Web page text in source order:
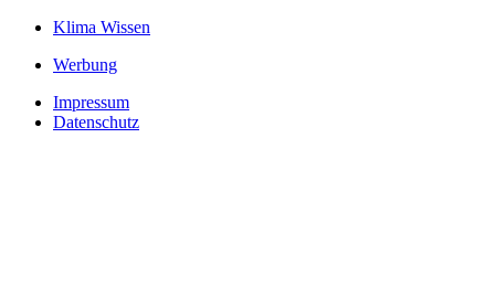
Klima Wissen
Werbung
Impressum
Datenschutz